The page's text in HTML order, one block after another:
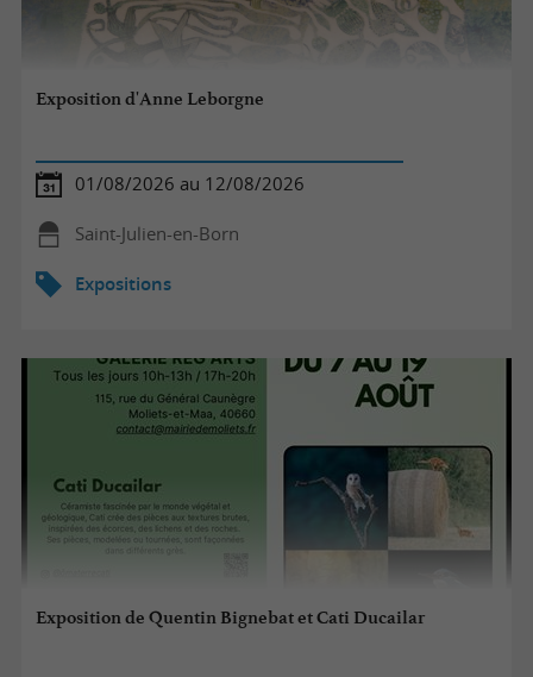
Exposition d'Anne Leborgne
01/08/2026 au 12/08/2026
Saint-Julien-en-Born
Expositions
Exposition de Quentin Bignebat et Cati Ducailar